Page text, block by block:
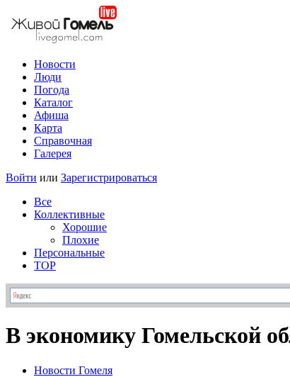
Новости
Люди
Погода
Каталог
Афиша
Карта
Справочная
Галерея
Войти или Зарегистрироваться
Все
Коллективные
Хорошие
Плохие
Персональные
TOP
В экономику Гомельской
Новости Гомеля